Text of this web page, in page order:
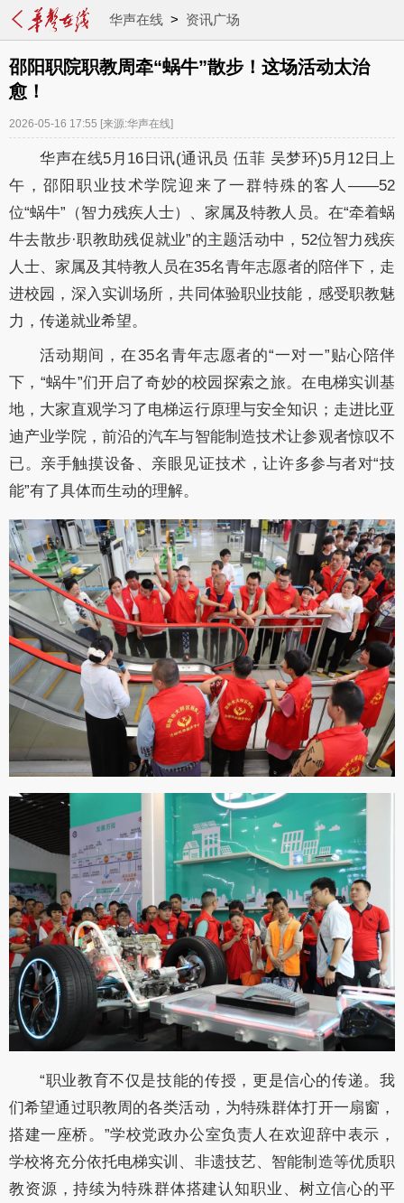
华声在线> 资讯广场
邵阳职院职教周牵“蜗牛”散步！这场活动太治
愈！
2026-05-16 17:55 [来源:华声在线]
华声在线5月16日讯(通讯员 伍菲 吴梦环)5月12日上
午，邵阳职业技术学院迎来了一群特殊的客人——52
位“蜗牛”（智力残疾人士）、家属及特教人员。在“牵着蜗
牛去散步·职教助残促就业”的主题活动中，52位智力残疾
人士、家属及其特教人员在35名青年志愿者的陪伴下，走
进校园，深入实训场所，共同体验职业技能，感受职教魅
力，传递就业希望。
活动期间，在35名青年志愿者的“一对一”贴心陪伴
下，“蜗牛”们开启了奇妙的校园探索之旅。在电梯实训基
地，大家直观学习了电梯运行原理与安全知识；走进比亚
迪产业学院，前沿的汽车与智能制造技术让参观者惊叹不
已。亲手触摸设备、亲眼见证技术，让许多参与者对“技
能”有了具体而生动的理解。
“职业教育不仅是技能的传授，更是信心的传递。我
们希望通过职教周的各类活动，为特殊群体打开一扇窗，
搭建一座桥。”学校党政办公室负责人在欢迎辞中表示，
学校将充分依托电梯实训、非遗技艺、智能制造等优质职
教资源，持续为特殊群体搭建认知职业、树立信心的平